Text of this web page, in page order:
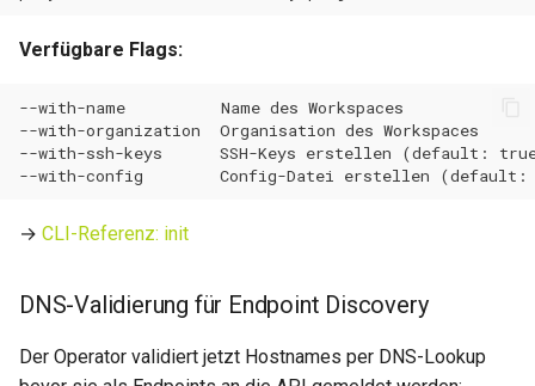
0.11.21
0.11.20
0.11.19
0.11.18
0.11.17
0.11.16
Verfügbare Flags:
→ CLI-Referenz: init
DNS-Validierung für Endpoint Discovery
Der Operator validiert jetzt Hostnames per DNS-Lookup